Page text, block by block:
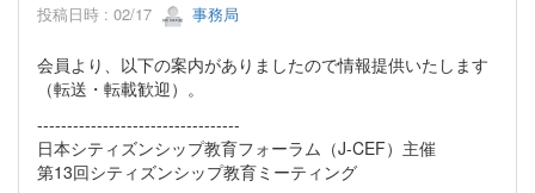
投稿日時 : 02/17 事務局
会員より、以下の案内がありましたので情報提供いたします
（転送・転載歓迎）。
----------------------------------
日本シティズンシップ教育フォーラム（J-CEF）主催
第13回シティズンシップ教育ミーティング